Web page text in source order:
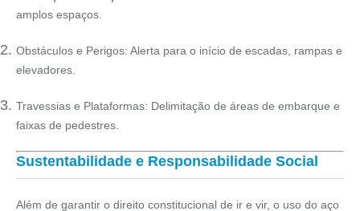
amplos espaços.
Obstáculos e Perigos: Alerta para o início de escadas, rampas e
elevadores.
Travessias e Plataformas: Delimitação de áreas de embarque e
faixas de pedestres.
Sustentabilidade e Responsabilidade Social
Além de garantir o direito constitucional de ir e vir, o uso do aço